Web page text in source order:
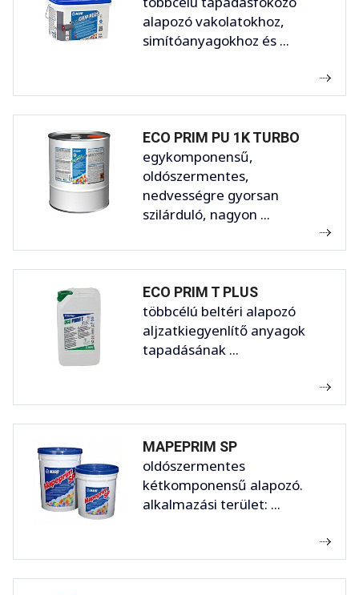
alapozó vakolatokhoz,
simítóanyagokhoz és ...
ECO PRIM PU 1K TURBO
egykomponensű,
oldószermentes,
nedvességre gyorsan
szilárduló, nagyon ...
ECO PRIM T PLUS
többcélú beltéri alapozó
aljzatkiegyenlítő anyagok
tapadásának ...
MAPEPRIM SP
oldószermentes
kétkomponensű alapozó.
alkalmazási terület: ...